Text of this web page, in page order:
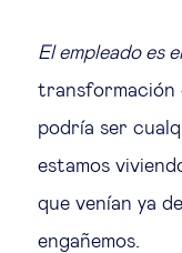
El empleado es
transformación
podría ser
estamos
que venían ya
engañemos.